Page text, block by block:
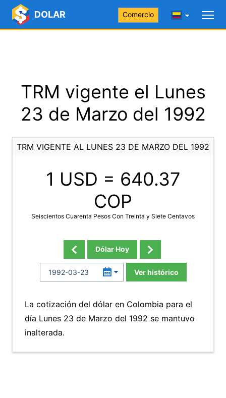
DOLAR Comercio
TRM vigente el Lunes
23 de Marzo del 1992
TRM VIGENTE AL LUNES 23 DE MARZO DEL 1992
1 USD = 640.37
COP
Seiscientos Cuarenta Pesos Con Treinta y Siete Centavos
Dólar Hoy
Ver histórico
La cotización del dólar en Colombia para el
día Lunes 23 de Marzo del 1992 se mantuvo
inalterada.